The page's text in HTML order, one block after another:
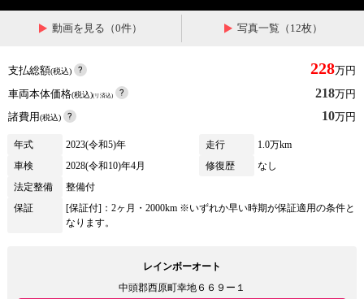
動画を見る（0件） 写真一覧（12枚）
支払総額(税込) 228万円
車両本体価格(税込)(リ済込) 218万円
諸費用(税込) 10万円
年式 2023(令和5)年 走行
1.0万km
車検
2028(令和10)年4月 修復歴
なし
法定整備
整備付
保証
[保証付]：2ヶ月・2000km ※いずれか早い時期が保証適用の条件と
なります。
レインボーオート
中頭郡西原町幸地６６９ー１